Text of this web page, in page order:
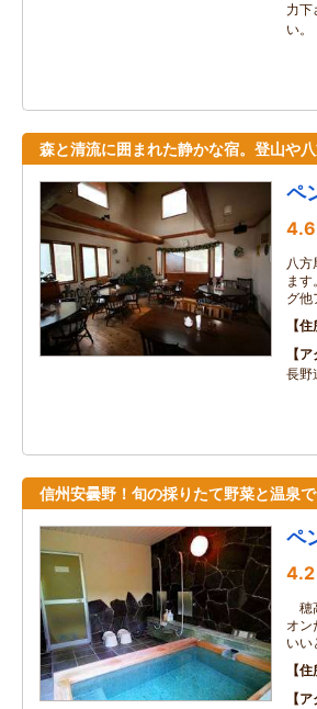
力下
い。
森と清流に囲まれた静かな宿。登山や
ペ
4.6
八方
ま
グ他
住
ア
長野
信州安曇野！旬の採りたて野菜と温泉
ペ
4.2
穂
オン
いい
住
ア